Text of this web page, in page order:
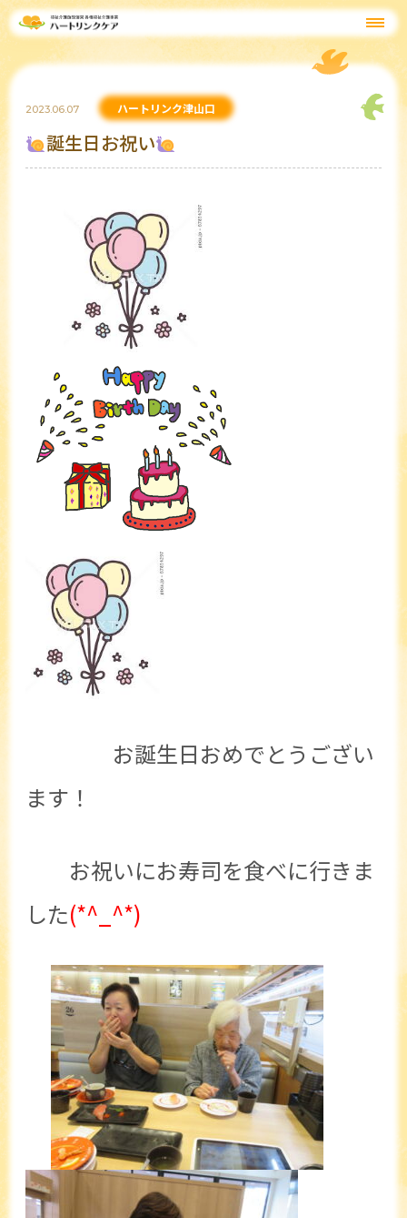
2023.06.07 ハートリンク津山口
誕生日お祝い
お誕生日おめでとうござい
ます！
お祝いにお寿司を食べに行きま
した(*^_^*)